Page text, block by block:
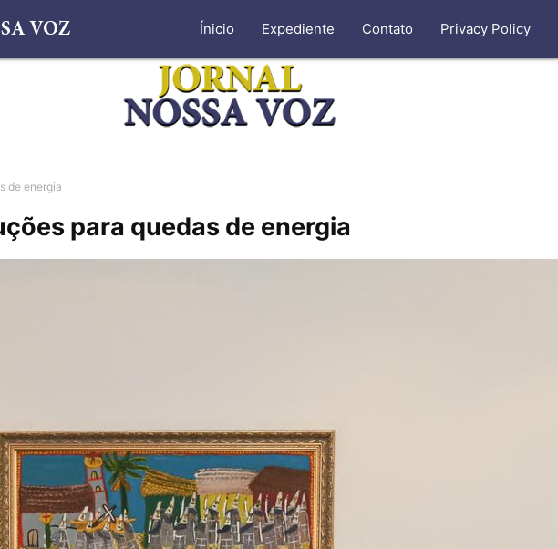
Ínicio Expediente Contato Privacy Policy
de energia
para quedas de energia